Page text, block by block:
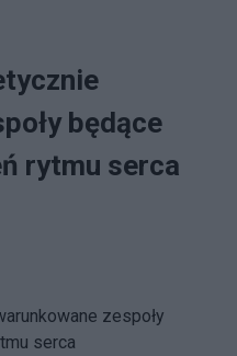
będące
rytmu serca